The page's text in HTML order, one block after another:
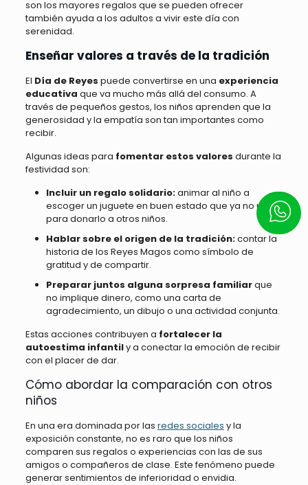
son los mayores regalos que se pueden ofrecer
también ayuda a los adultos a vivir este día con
serenidad.
Enseñar valores a través de la tradición
El Día de Reyes puede convertirse en una experiencia
educativa que va mucho más allá del consumo. A
través de pequeños gestos, los niños aprenden que la
generosidad y la empatía son tan importantes como
recibir.
Algunas ideas para fomentar estos valores durante la
festividad son:
Incluir un regalo solidario:animar al niño a
escoger un juguete en buen estado que ya no use
para donarlo a otros niños.
Hablar sobre el origen de la tradición:contar la
historia de los Reyes Magos como símbolo de
gratitud y de compartir.
Preparar juntos alguna sorpresa familiarque
no implique dinero, como una carta de
agradecimiento, un dibujo o una actividad conjunta.
Estas acciones contribuyen a fortalecer la
autoestima infantily a conectar la emoción de recibir
con el placer de dar.
Cómo abordar la comparación con otros
niños
En una era dominada por las redes sociales y la
exposición constante, no es raro que los niños
comparen sus regalos o experiencias con las de sus
amigos o compañeros de clase. Este fenómeno puede
generar sentimientos de inferioridad o envidia.